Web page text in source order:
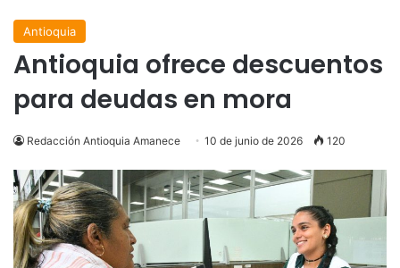
Antioquia
Antioquia ofrece descuentos
para deudas en mora
Redacción Antioquia Amanece 10 de junio de 2026 120